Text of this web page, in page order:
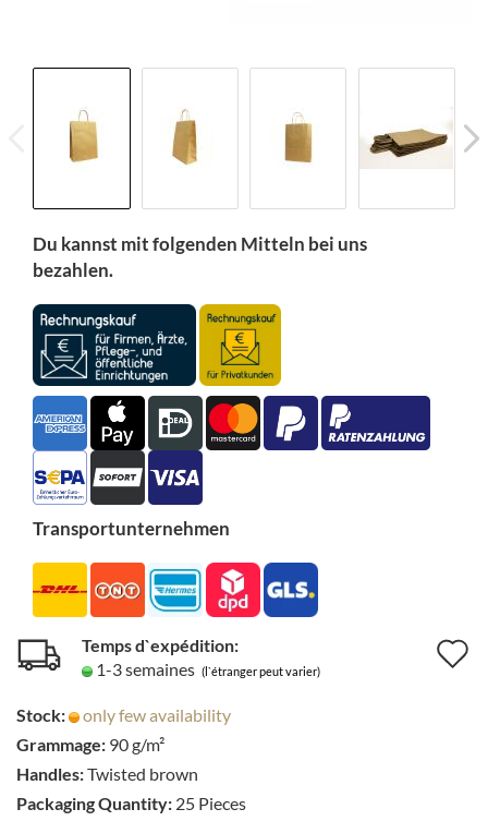
Du kannst mit folgenden Mitteln bei uns
bezahlen.
Transportunternehmen
Temps d`expédition:
1-3 semaines (l`étranger peut varier)
Stock:
only few availability
Grammage: 90 g/m²
Handles:Twisted brown
Packaging Quantity: 25 Pieces